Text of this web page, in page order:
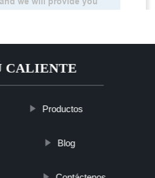
CALIENTE
Productos
Blog